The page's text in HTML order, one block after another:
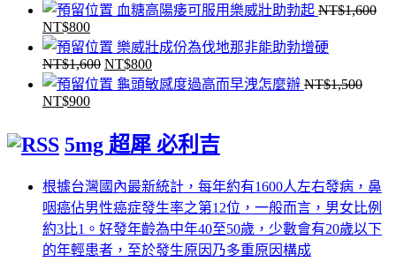
始
格：
NT$3,600。
前
格：
血糖高陽痿可服用樂威壯助勃起 NT$1,600
原
始
價
格：
NT$800目
前
價
格：
樂威壯成份為伐地那非能助勃增硬
NT$1,600 原
始
格：
NT$1,600。
NT$800目
前
格：
NT$800。
龜頭敏感度過高而早洩怎麼辦 NT$1,500
原
價
NT$1,500。
NT$900目
價
NT$900。
5mg 超犀 必利吉
根據台灣國內最新統計，每年約有1600人左右發病，鼻
咽癌佔男性癌症發生率之第12位，一般而言，男女比例
約3比1。好發年齡為中年40至50歲，少數會有20歲以下
的年輕患者，至於發生原因乃多重原因構成